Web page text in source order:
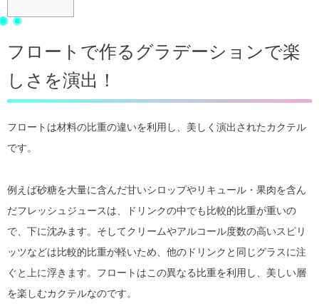
フロートで作るグラデーションで楽
しさを演出！
フロートは材料の比重の違いを利用し、美しく演出されたカクテル
です。
例えば砂糖を大量に含んだ甘いシロップやリキュール・果肉を含ん
だフレッシュジュースは、ドリンクの中でも比較的比重が重いの
で、下に沈みます。そしてクリームやアルコール度数の高いスピリ
ッツなどは比較的比重が軽いため、他のドリンクと同じグラスに注
ぐと上に浮きます。フロートはこの異なる比重を利用し、美しい層
を楽しむカクテルなのです。